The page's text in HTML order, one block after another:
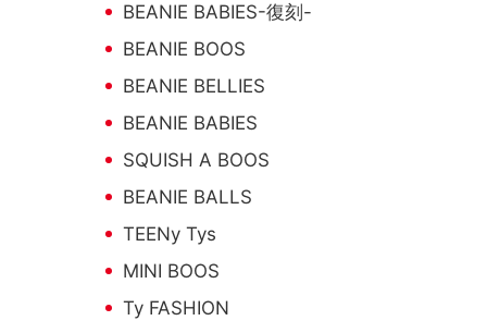
BEANIE BABIES-復刻-
BEANIE BOOS
BEANIE BELLIES
BEANIE BABIES
SQUISH A BOOS
BEANIE BALLS
TEENy Tys
MINI BOOS
Ty FASHION